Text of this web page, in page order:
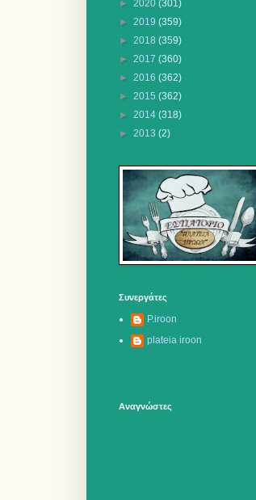
► 2020 (301)
► 2019 (359)
► 2018 (359)
► 2017 (360)
► 2016 (362)
► 2015 (362)
► 2014 (318)
► 2013 (2)
Συνεργάτες
P.iroon
plateia iroon
Αναγνώστες